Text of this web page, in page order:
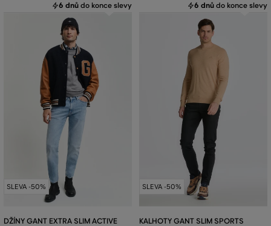
6 dnů do konce slevy
SLEVA -50%
DŽÍNY GANT EXTRA SLIM ACTIVE
6 dnů do konce slevy
SLEVA -50%
KALHOTY GANT SLIM SPORTS